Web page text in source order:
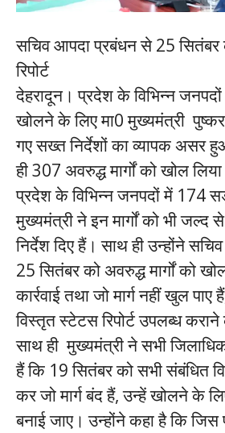
सचिव आपदा प्रबंधन से 25 सितंबर
रिपोर्ट
देहरादून। प्रदेश के विभिन्न जनपदों
खोलने के लिए मा0 मुख्यमंत्री पुष्कर
गए सख्त निर्देशों का व्यापक असर
ही 307 अवरुद्ध मार्गों को खोल
प्रदेश के विभिन्न जनपदों में 174
मुख्यमंत्री ने इन मार्गों को भी
निर्देश दिए हैं। साथ ही उन्होंने
25 सितंबर को अवरुद्ध मार्गों को
कार्रवाई तथा जो मार्ग नहीं खुल
विस्तृत स्टेटस रिपोर्ट उपलब्ध कराने
साथ ही मुख्यमंत्री ने सभी
हैं कि 19 सितंबर को सभी संबंधित
कर जो मार्ग बंद हैं, उन्हें खोलने के
बनाई जाए। उन्होंने कहा है कि जिस